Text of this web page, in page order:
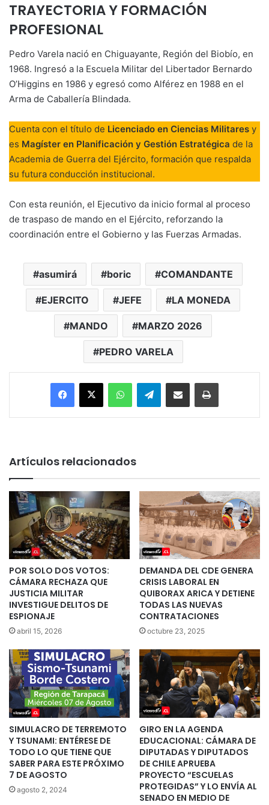
TRAYECTORIA Y FORMACIÓN
PROFESIONAL
Pedro Varela nació en Chiguayante, Región del Biobío, en
1968. Ingresó a la Escuela Militar del Libertador Bernardo
O’Higgins en 1986 y egresó como Alférez en 1988 en el
Arma de Caballería Blindada.
Cuenta con el título de Licenciado en Ciencias Militares y
es Magíster en Planificación y Gestión Estratégica de la
Academia de Guerra del Ejército, formación que respalda
su futura conducción institucional.
Con esta reunión, el Ejecutivo da inicio formal al proceso
de traspaso de mando en el Ejército, reforzando la
coordinación entre el Gobierno y las Fuerzas Armadas.
asumirá boric COMANDANTE
EJERCITO JEFE LA MONEDA
MANDO MARZO 2026
PEDRO VARELA
Facebook
X WhatsAppTelegramEnviar vía email Imprimir
Artículos relacionados
POR SOLO DOS VOTOS:
CÁMARA RECHAZA QUE
JUSTICIA MILITAR
INVESTIGUE DELITOS DE
ESPIONAJE
abril 15, 2026
DEMANDA DEL CDE GENERA
CRISIS LABORAL EN
QUIBORAX ARICA Y DETIENE
TODAS LAS NUEVAS
CONTRATACIONES
octubre 23, 2025
SIMULACRO DE TERREMOTO
Y TSUNAMI: ENTÉRESE DE
TODO LO QUE TIENE QUE
SABER PARA ESTE PRÓXIMO
7 DE AGOSTO
agosto 2, 2024
GIRO EN LA AGENDA
EDUCACIONAL: CÁMARA DE
DIPUTADAS Y DIPUTADOS
DE CHILE APRUEBA
PROYECTO “ESCUELAS
PROTEGIDAS” Y LO ENVÍA AL
SENADO EN MEDIO DE